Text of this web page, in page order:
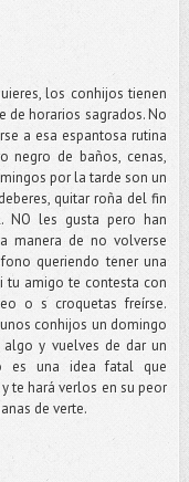
los conhijos tienen
de horarios sagrados. No
a esa espantosa rutina
negro de baños, cenas,
por la tarde son un
quitar roña del fin
NO les gusta pero han
manera de no volverse
queriendo tener una
tu amigo te contesta con
o s croquetas freírse.
conhijos un domingo
y vuelves de dar un
es una idea fatal que
te hará verlos en su peor
de verte.